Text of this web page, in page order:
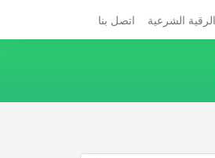
الرقية الشرعية اتصل بنا